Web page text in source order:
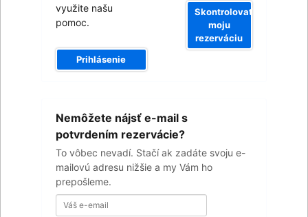
využite našu
pomoc.
Prihlásenie
Skontrolovať
moju
rezerváciu
Nemôžete nájsť e-mail s
potvrdením rezervácie?
To vôbec nevadí. Stačí ak zadáte svoju e-
mailovú adresu nižšie a my Vám ho
prepošleme.
email